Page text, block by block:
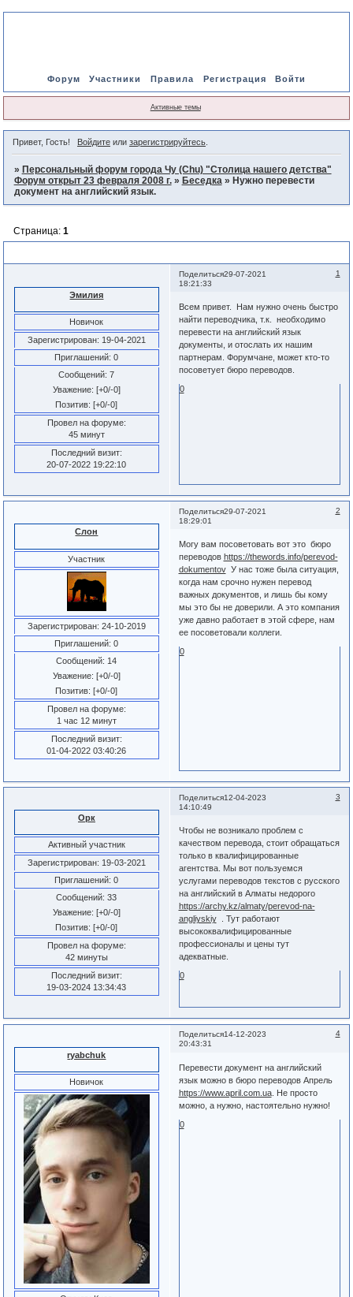
Форум Участники Правила Регистрация Войти
Активные темы
Привет, Гость! Войдитеили зарегистрируйтесь.
» Персональный форум города Чу (Chu) "Столица нашего детства"
Форум открыт 23 февраля 2008 г. » Беседка » Нужно перевести
документ на английский язык.
Страница: 1
Поделиться 1
29-07-2021
18:21:33
Эмилия
Новичок
Зарегистрирован: 19-04-2021
Приглашений: 0
Сообщений: 7
Уважение: [+0/-0]
Позитив: [+0/-0]
Провел на форуме:
45 минут
Последний визит:
20-07-2022 19:22:10
Всем привет. Нам нужно очень быстро
найти переводчика, т.к. необходимо
перевести на английский язык
документы, и отослать их нашим
партнерам. Форумчане, может кто-то
посоветует бюро переводов.
0
Поделиться 2
29-07-2021
18:29:01
Слон
Участник
Зарегистрирован: 24-10-2019
Приглашений: 0
Сообщений: 14
Уважение: [+0/-0]
Позитив: [+0/-0]
Провел на форуме:
1 час 12 минут
Последний визит:
01-04-2022 03:40:26
Могу вам посоветовать вот это бюро
переводов https://thewords.info/perevod-
dokumentovУ нас тоже была ситуация,
когда нам срочно нужен перевод
важных документов, и лишь бы кому
мы это бы не доверили. А это компания
уже давно работает в этой сфере, нам
ее посоветовали коллеги.
0
Поделиться 3
12-04-2023
14:10:49
Орк
Активный участник
Зарегистрирован: 19-03-2021
Приглашений: 0
Сообщений: 33
Уважение: [+0/-0]
Позитив: [+0/-0]
Провел на форуме:
42 минуты
Последний визит:
19-03-2024 13:34:43
Чтобы не возникало проблем с
качеством перевода, стоит обращаться
только в квалифицированные
агентства. Мы вот пользуемся
услугами переводов текстов с русского
на английский в Алматы недорого
https://archy.kz/almaty/perevod-na-
angliyskiy. Тут работают
высококвалифицированные
профессионалы и цены тут
адекватные.
0
Поделиться 4
14-12-2023
20:43:31
ryabchuk
Новичок
Перевести документ на английский
язык можно в бюро переводов Апрель
https://www.april.com.ua. Не просто
можно, а нужно, настоятельно нужно!
0